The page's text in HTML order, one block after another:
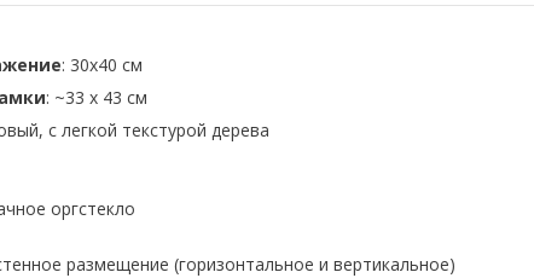
: 30х40 см
: ~33 x 43 см
с легкой текстурой дерева
оргстекло
размещение (горизонтальное и вертикальное)